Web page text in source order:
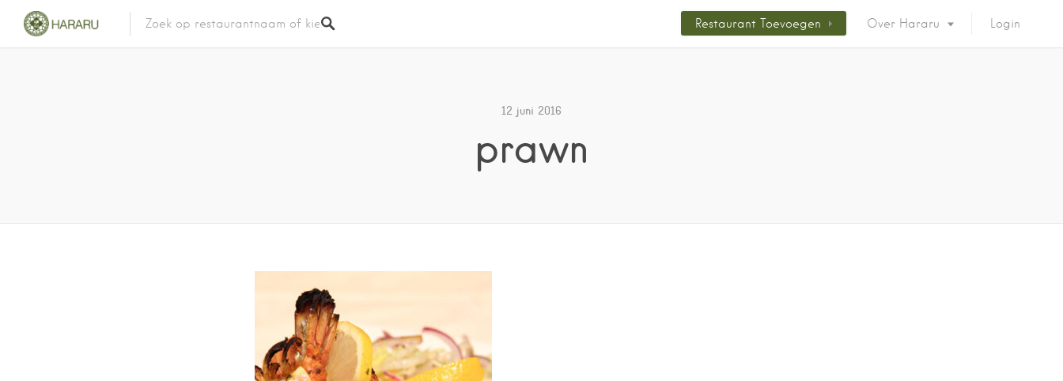
Restaurant Toevoegen Over Hararu Login
12 juni 2016
prawn